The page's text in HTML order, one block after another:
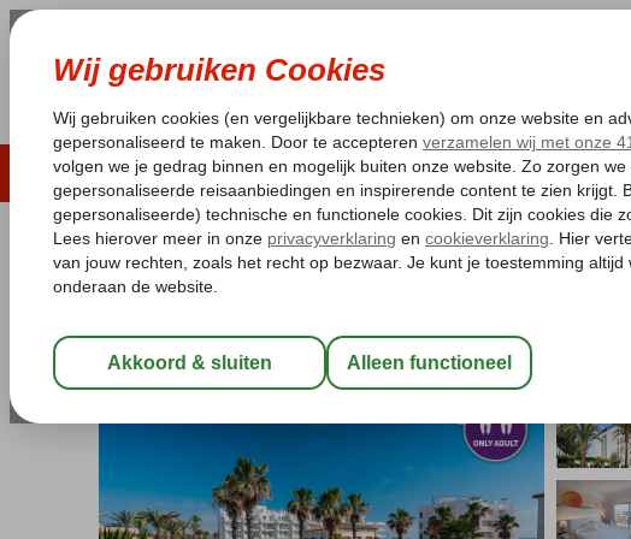
LAST MINUTE ZOMER 2026 ZONVAKANTIE
Pakketgarantie Laagsteprijsgarantie* Gratis annuleren*
Home
Spanje Balearen
THB Gran Playa
Logies-Hotel